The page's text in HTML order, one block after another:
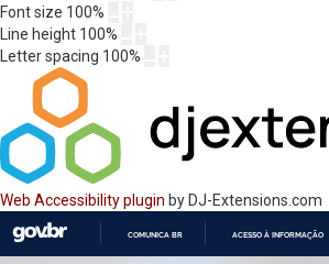
Font size 100%
Line height 100%
Letter spacing 100%
Web Accessibility plugin by DJ-Extensions.com
COMUNICA BR ACESSO À INFORMAÇÃO